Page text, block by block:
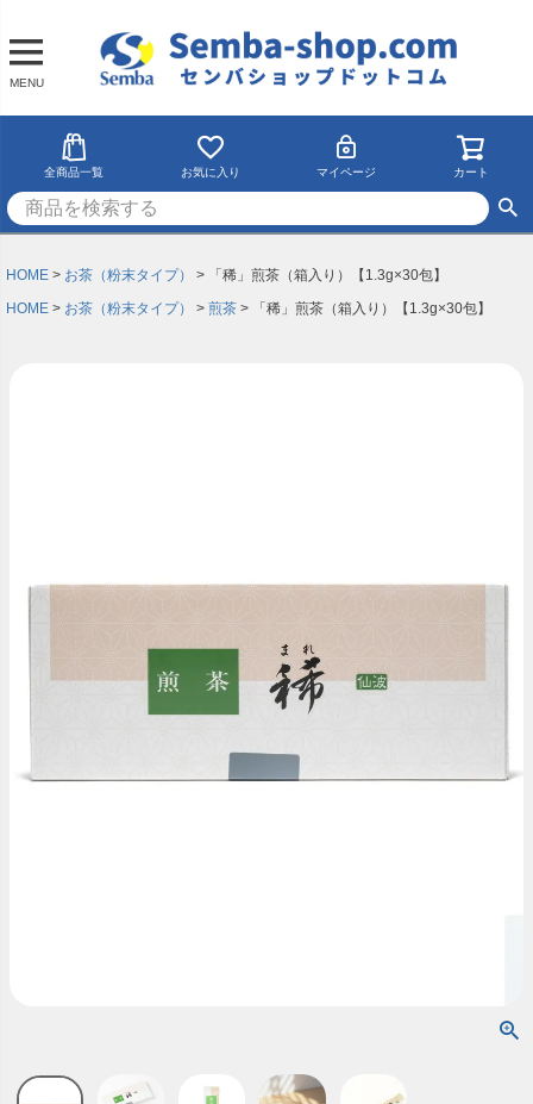
MENU
全商品一覧 お気に入り マイページ カート
HOME お茶（粉末タイプ）
「稀」煎茶（箱入り）【1.3g×30包】
HOME
お茶（粉末タイプ） 煎茶 「稀」煎茶（箱入り）【1.3g×30包】